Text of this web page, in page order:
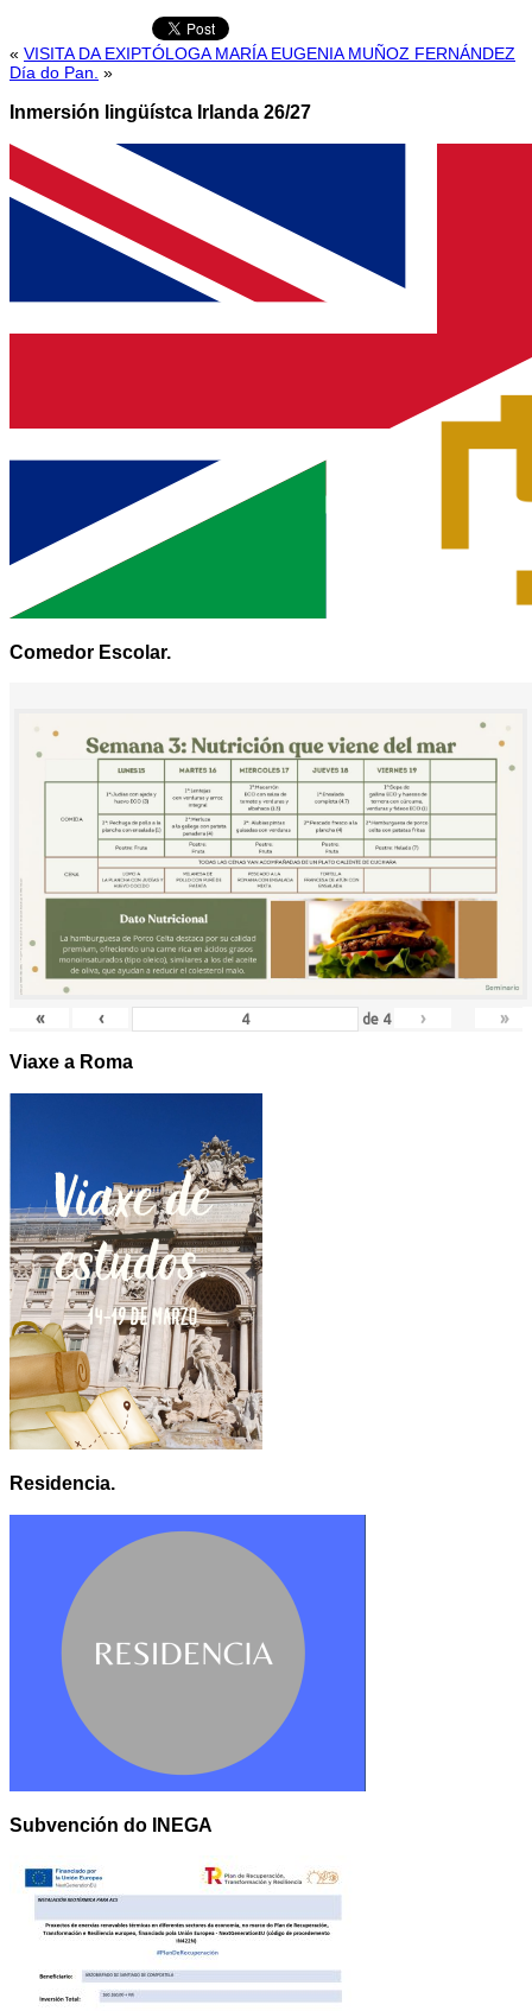
« VISITA DA EXIPTÓLOGA MARÍA EUGENIA MUÑOZ FERNÁNDEZ
Día do Pan. »
Inmersión lingüístca Irlanda 26/27
Comedor Escolar.
« ‹ de 4 › »
Viaxe a Roma
Residencia.
Subvención do INEGA